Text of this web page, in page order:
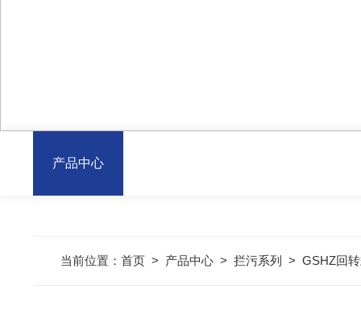
产品中心
当前位置： 首页> 产品中心> 拦污系列 > GSHZ回